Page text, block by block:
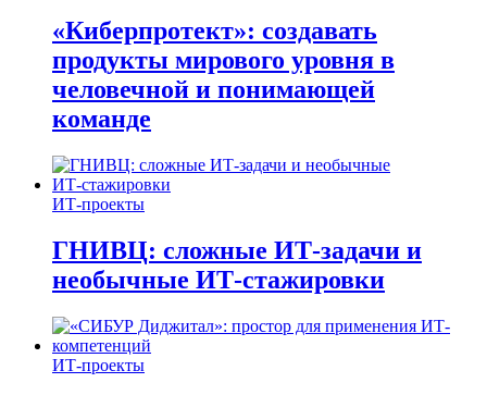
«Киберпротект»: создавать
продукты мирового уровня в
человечной и понимающей
команде
ИТ-проекты
ГНИВЦ: сложные ИТ‑задачи и
необычные ИТ‑стажировки
ИТ-проекты